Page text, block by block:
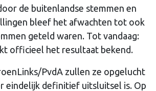
de buitenlandse stemmen en
bleef het afwachten tot ook
geteld waren. Tot vandaag:
officieel het resultaat bekend.
PvdA zullen ze opgelucht
eindelijk definitief uitsluitsel is. Op